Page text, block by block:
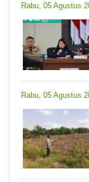
Rabu, 05 Agustus
Rabu, 05 Agustus